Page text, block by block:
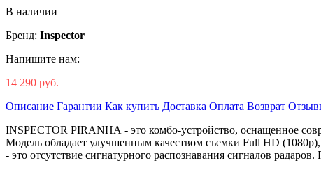
В наличии
Бренд: Inspector
Напишите нам:
14 290 руб.
Описание Гарантии Как купить Доставка Оплата Возврат
INSPECTOR PIRANHA - это комбо-устройство, оснащенное
Модель обладает улучшенным качеством съемки Full HD
- это отсутствие сигнатурного распознавания сигналов